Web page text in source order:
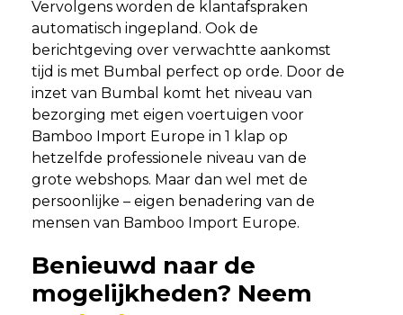
Vervolgens worden de klantafspraken
automatisch ingepland. Ook de
berichtgeving over verwachtte aankomst
tijd is met Bumbal perfect op orde. Door de
inzet van Bumbal komt het niveau van
bezorging met eigen voertuigen voor
Bamboo Import Europe in 1 klap op
hetzelfde professionele niveau van de
grote webshops. Maar dan wel met de
persoonlijke – eigen benadering van de
mensen van Bamboo Import Europe.
Benieuwd naar de
mogelijkheden? Neem